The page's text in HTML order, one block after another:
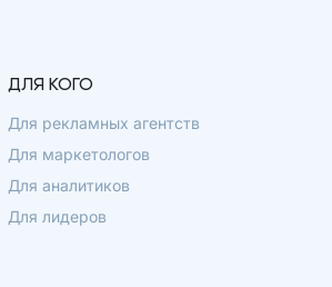
ДЛЯ КОГО
Для рекламных агентств
Для маркетологов
Для аналитиков
Для лидеров